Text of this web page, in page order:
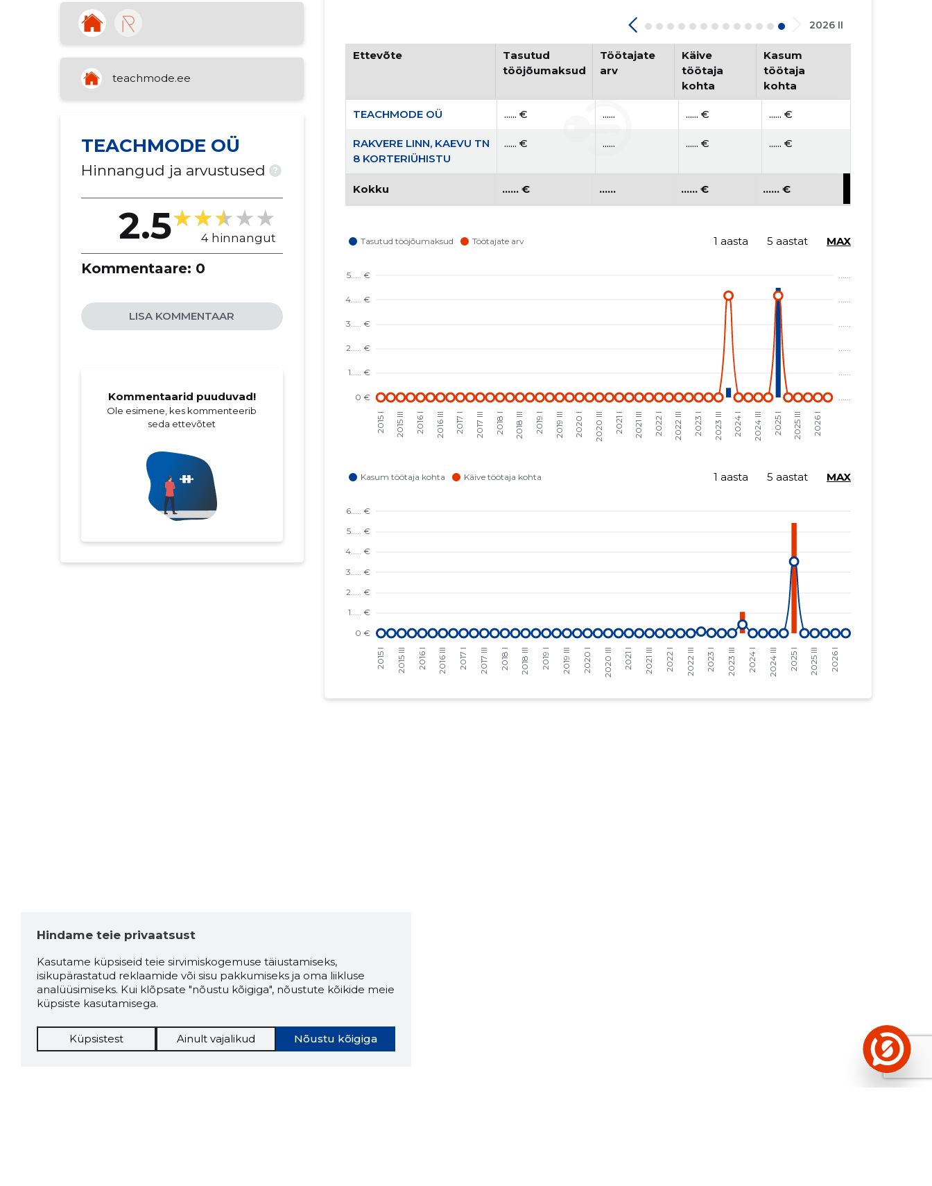
teachmode.ee
TEACHMODE OÜ
Hinnangud ja arvustused ?
2.5 4 hinnangut
Kommentaare: 0
LISA KOMMENTAAR
Kommentaarid puuduvad!
Ole esimene, kes kommenteerib
seda ettevõtet
2026 II
Ettevõte
Tasutud
tööjõumaksud
Töötajate
arv
Käive
töötaja
kohta
Kasum
töötaja
kohta
TEACHMODE OÜ ...... € ...... ...... € ...... €
RAKVERE LINN, KAEVU TN
8 KORTERIÜHISTU
...... € ...... ...... € ...... €
Kokku ...... € ...... ...... € ...... €
1 aasta 5 aastat MAX
1 aasta 5 aastat MAX
Hindame teie privaatsust
Kasutame küpsiseid teie sirvimiskogemuse täiustamiseks,
isikupärastatud reklaamide või sisu pakkumiseks ja oma liikluse
analüüsimiseks. Kui klõpsate "nõustu kõigiga", nõustute kõikide meie
küpsiste kasutamisega.
Nõustu kõigiga
Küpsistest Ainult vajalikud